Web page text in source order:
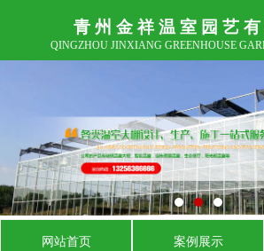
青 州 金 祥 温 室 园 艺 有
QINGZHOU JINXIANG GREENHOUSE
网站首页 案例展示